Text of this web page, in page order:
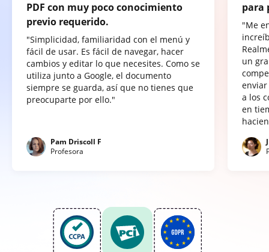
PDF con muy poco conocimiento
previo requerido.
"Simplicidad, familiaridad con el menú y
fácil de usar. Es fácil de navegar, hacer
cambios y editar lo que necesites. Como se
utiliza junto a Google, el documento
siempre se guarda, así que no tienes que
preocuparte por ello."
Pam Driscoll F
Profesora
para
"Me
un
a los
en